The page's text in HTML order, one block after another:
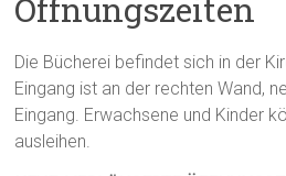
Öffnungszeiten
Die Bücherei befindet sich in der
Eingang ist an der rechten Wand,
Eingang. Erwachsene und Kinder
ausleihen.